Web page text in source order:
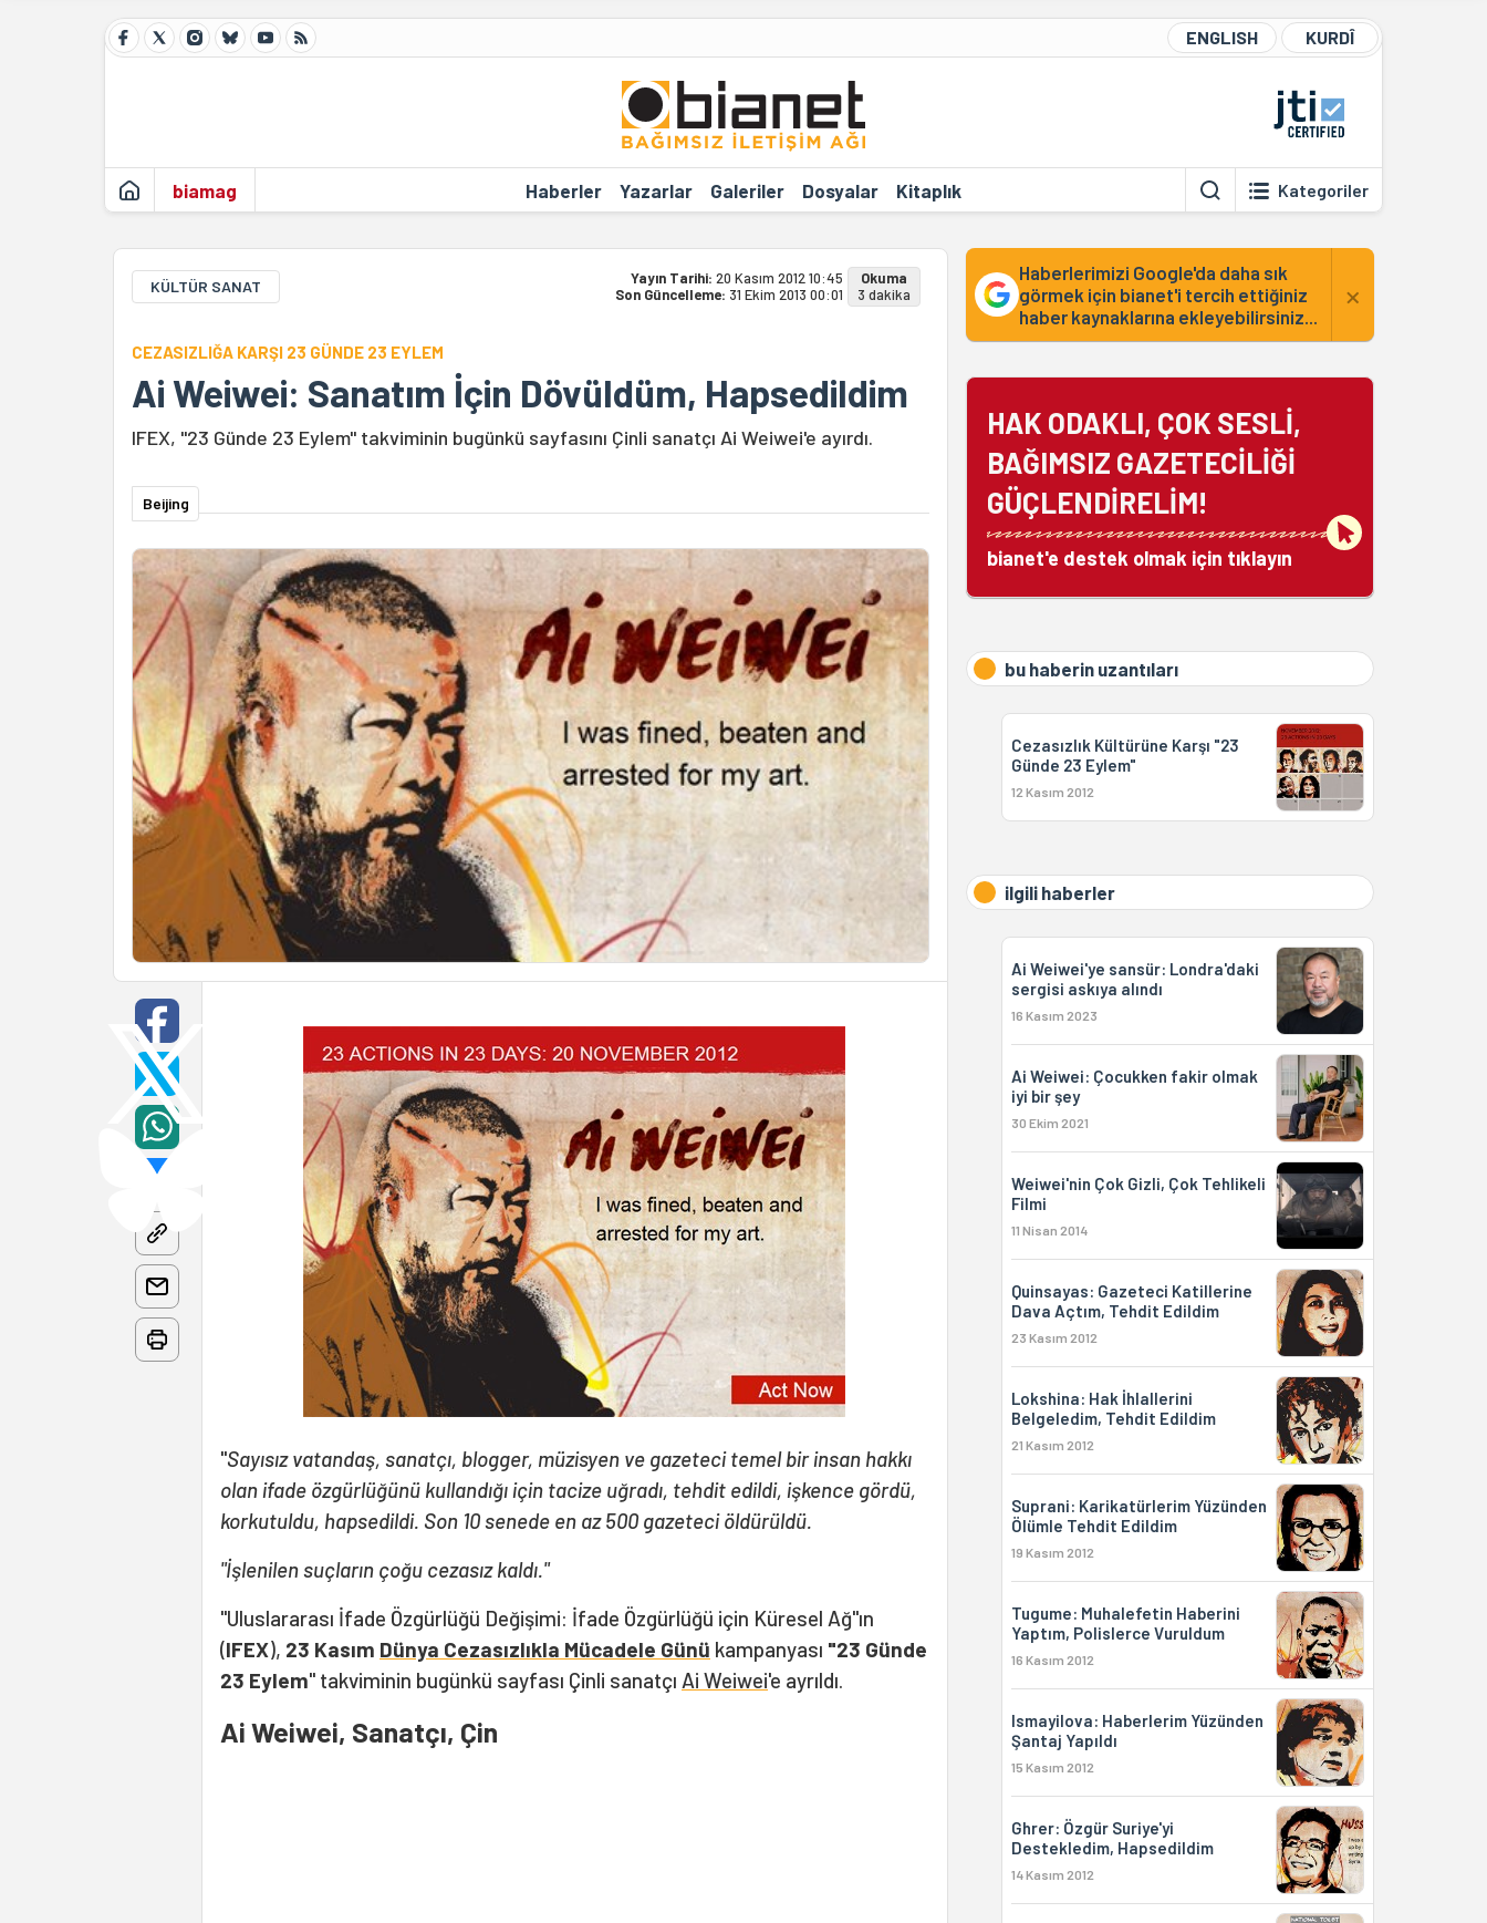
ENGLISH KURDÎ
biamag Haberler Yazarlar Galeriler Dosyalar Kitaplık Kategoriler
KÜLTÜR SANAT Yayın Tarihi: 20 Kasım 2012 10:45
Son Güncelleme: 31 Ekim 2013 00:01
Okuma
3 dakika
CEZASIZLIĞA KARŞI 23 GÜNDE 23 EYLEM
Ai Weiwei: Sanatım İçin Dövüldüm, Hapsedildim
IFEX, "23 Günde 23 Eylem" takviminin bugünkü sayfasını Çinli sanatçı Ai Weiwei'e ayırdı.
Beijing
"Sayısız vatandaş, sanatçı, blogger, müzisyen ve gazeteci temel bir insan hakkı
olan ifade özgürlüğünü kullandığı için tacize uğradı, tehdit edildi, işkence gördü,
korkutuldu, hapsedildi. Son 10 senede en az 500 gazeteci öldürüldü.
"İşlenilen suçların çoğu cezasız kaldı."
"Uluslararası İfade Özgürlüğü Değişimi: İfade Özgürlüğü için Küresel Ağ"ın
(IFEX), 23 Kasım Dünya Cezasızlıkla Mücadele Günü kampanyası "23 Günde
23 Eylem" takviminin bugünkü sayfası Çinli sanatçı Ai Weiwei'e ayrıldı.
Ai Weiwei, Sanatçı, Çin
Haberlerimizi Google'da daha sık
görmek için bianet'i tercih ettiğiniz
haber kaynaklarına ekleyebilirsiniz...
×
HAK ODAKLI, ÇOK SESLİ,
BAĞIMSIZ GAZETECİLİĞİ
GÜÇLENDİRELİM!
bianet'e destek olmak için tıklayın
bu haberin uzantıları
Cezasızlık Kültürüne Karşı "23
Günde 23 Eylem"
12 Kasım 2012
ilgili haberler
Ai Weiwei'ye sansür: Londra'daki
sergisi askıya alındı
16 Kasım 2023
Ai Weiwei: Çocukken fakir olmak
iyi bir şey
30 Ekim 2021
Weiwei'nin Çok Gizli, Çok Tehlikeli
Filmi
11 Nisan 2014
Quinsayas: Gazeteci Katillerine
Dava Açtım, Tehdit Edildim
23 Kasım 2012
Lokshina: Hak İhlallerini
Belgeledim, Tehdit Edildim
21 Kasım 2012
Suprani: Karikatürlerim Yüzünden
Ölümle Tehdit Edildim
19 Kasım 2012
Tugume: Muhalefetin Haberini
Yaptım, Polislerce Vuruldum
16 Kasım 2012
Ismayilova: Haberlerim Yüzünden
Şantaj Yapıldı
15 Kasım 2012
Ghrer: Özgür Suriye'yi
Destekledim, Hapsedildim
14 Kasım 2012